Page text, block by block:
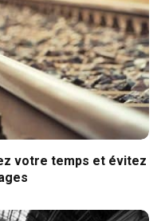
votre temps et évitez